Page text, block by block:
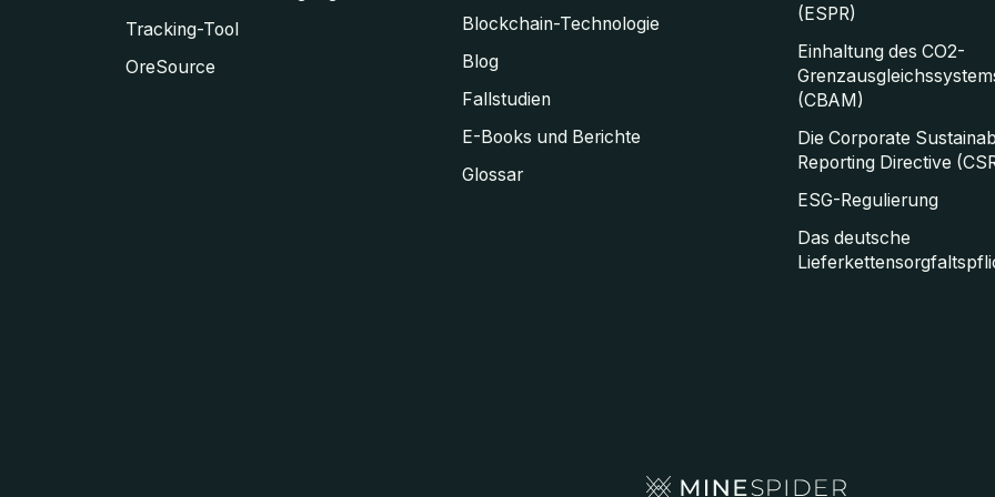
Tracking-Tool
OreSource
Blockchain-Technologie
Blog
Fallstudien
E-Books und Berichte
Glossar
(ESPR)
Einhaltung des CO2-
(CBAM)
Die Corporate
Reporting Directive
ESG-Regulierung
Das deutsche